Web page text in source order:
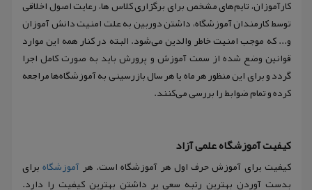
کارآموزان، تایم‌های مشخص برای برگزاری کلاس ها، رعایت اصول اخلاقی
توسط کارمندان آموزشگاه، داشتن دوربین به علت امنیت دانش آموزان
و... که موجب امنیت خاطر والدین می‌شود. البته در کنار همه این موارد
قوانین وضع شده از سمت آموزش و پرورش باید به صورت کامل اجرا
گردد و برای این منظور هر ماه یا هر سال بازرسینی به آموزشگاه‌ها مراجعه
کرده و تمام ضوابط را بررسی می‌کنند.
کیفیت آموزشگاه علمی آزاد
کیفیت برای آموزش حرف اول هر آموزشگاه است. هرآموزشگاهبرای
بدست آوردن بهترین رتبه سعی بر داشتن بهترین کیفیت را دارد.